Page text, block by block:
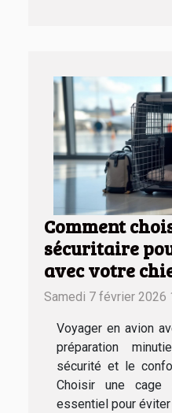
Comment
sécuritaire
avec votre
Samedi 7 février 2026
Voyager en avion
préparation
sécurité et le
Choisir une
essentiel pour